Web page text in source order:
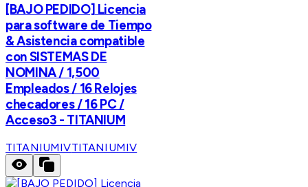
[BAJO PEDIDO] Licencia
para software de Tiempo
& Asistencia compatible
con SISTEMAS DE
NOMINA / 1,500
Empleados / 16 Relojes
checadores / 16 PC /
Acceso3 - TITANIUM
TITANIUMIVTITANIUMIV